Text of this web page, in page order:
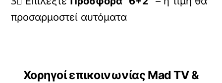
προσαρμοστεί αυτόματα
Χορηγοί επικοινωνίας Mad TV &